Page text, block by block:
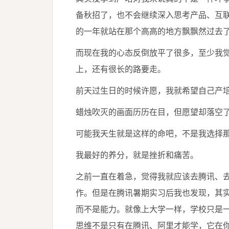
备秋招了，也不会继续深入思考产品、互
的一年就站在那个高高的地方飘飘然过去
而现在我的心态反倒放平了很多，至少我
上，还有很长的路要走。
前天过生日的时候许愿，我就希望自己产
蜡烛吹灭的画面历历在目，但愿望却落空
可能我天生就是这样的命吧，不是我选择
我最好的养分，就是挫折和痛苦。
之前一直在着急，觉得我就应该去腾讯、
作。但是在腾讯暑期实习后我也发现，其
而不是能力。就像上大学一样，学校只是
思维不是只有在腾讯、阿里才能学，它在